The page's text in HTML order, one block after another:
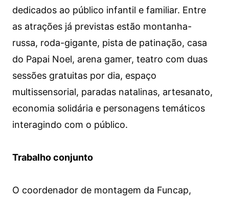
dedicados ao público infantil e familiar. Entre
as atrações já previstas estão montanha-
russa, roda-gigante, pista de patinação, casa
do Papai Noel, arena gamer, teatro com duas
sessões gratuitas por dia, espaço
multissensorial, paradas natalinas, artesanato,
economia solidária e personagens temáticos
interagindo com o público.
Trabalho conjunto
O coordenador de montagem da Funcap,